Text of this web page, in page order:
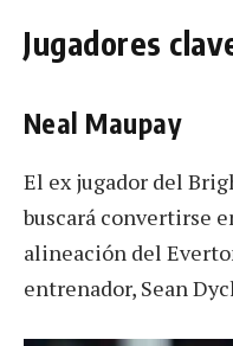
Jugadores
Neal Maupay
El ex jugador del
buscará convertirse
alineación del
entrenador, Sean